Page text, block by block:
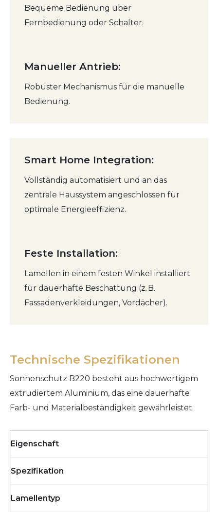
Bequeme Bedienung über
Fernbedienung oder Schalter.
Manueller Antrieb:
Robuster Mechanismus für die manuelle
Bedienung.
Smart Home Integration:
Vollständig automatisiert und an das
zentrale Haussystem angeschlossen für
optimale Energieeffizienz.
Feste Installation:
Lamellen in einem festen Winkel installiert
für dauerhafte Beschattung (z. B.
Fassadenverkleidungen, Vordächer).
Technische Spezifikationen
Sonnenschutz B220 besteht aus hochwertigem
extrudiertem Aluminium, das eine dauerhafte
Farb- und Materialbeständigkeit gewährleistet.
Eigenschaft
Spezifikation
Lamellentyp